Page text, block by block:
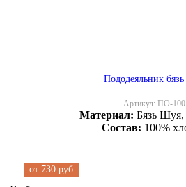
Пододеяльник
Артикул: ПО-100
Материал: Бязь Шуя,
Состав: 100%
от 730 руб